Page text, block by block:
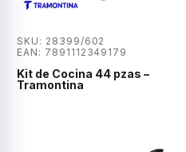
SKU: 28399/602
EAN: 7891112349179
Kit de Cocina 44 pzas –
Tramontina